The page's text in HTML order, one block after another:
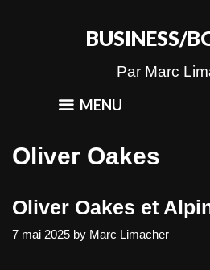
BUSINESS/
Par Marc
MENU
Oliver Oakes
Oliver Oakes et
7 mai 2025 by Marc Limacher